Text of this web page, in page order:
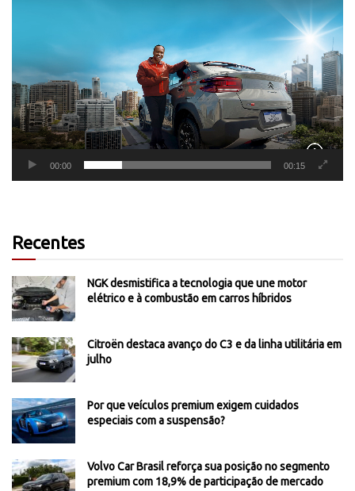
00:00 00:15
Recentes
NGK desmistifica a tecnologia que une motor
elétrico e à combustão em carros híbridos
Citroën destaca avanço do C3 e da linha utilitária em
julho
Por que veículos premium exigem cuidados
especiais com a suspensão?
Volvo Car Brasil reforça sua posição no segmento
premium com 18,9% de participação de mercado